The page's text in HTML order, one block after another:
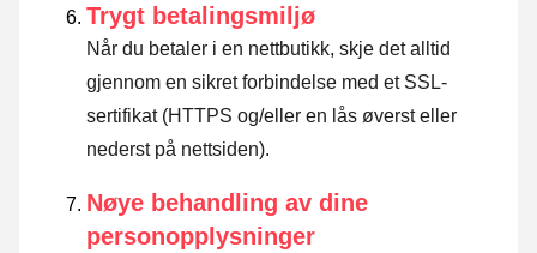
Trygt betalingsmiljø
Når du betaler i en nettbutikk, skje det alltid
gjennom en sikret forbindelse med et SSL-
sertifikat (HTTPS og/eller en lås øverst eller
nederst på nettsiden).
Nøye behandling av dine
personopplysninger